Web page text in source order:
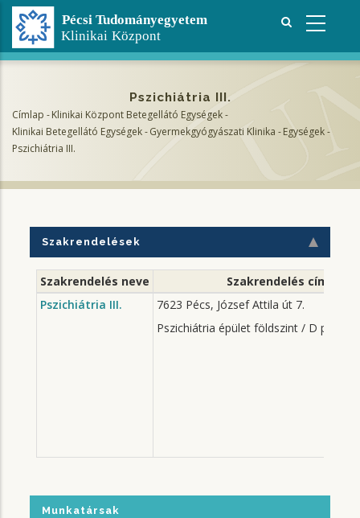
Ugrás
tartalomra
Pszichiátria III.
Morzsa
Címlap -Klinikai Központ Betegellátó Egységek-
Klinikai Betegellátó Egységek-Gyermekgyógyászati Klinika -Egységek-
Pszichiátria III.
Szakrendelések
Szakrendelés neve
Szakrendelés címe
Pszichiátria III.
7623 Pécs, József Attila út 7.
Pszichiátria épület földszint / D
Munkatársak